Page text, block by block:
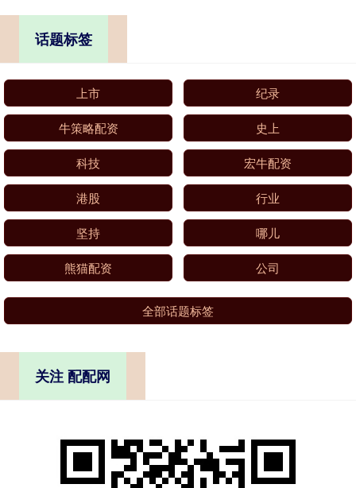
话题标签
上市 纪录
牛策略配资 史上
科技 宏牛配资
港股 行业
坚持 哪儿
熊猫配资 公司
全部话题标签
关注 配配网